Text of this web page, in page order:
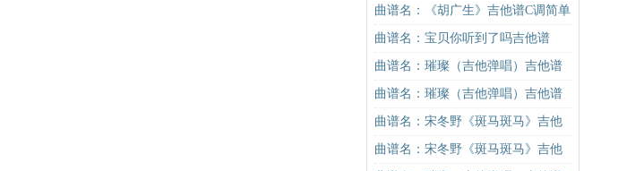
谱
进阶版（酷音小伟吉他弹唱教学）
吉他谱
曲谱名：《胡广生》吉他谱C调简单
版（酷音小伟吉他弹唱教学）吉他
谱
曲谱名：宝贝你听到了吗吉他谱
曲谱名：璀璨（吉他弹唱）吉他谱
曲谱名：璀璨（吉他弹唱）吉他谱
曲谱名：宋冬野《斑马斑马》吉他
谱C调简单版（酷音小伟吉他教学）
曲谱名：宋冬野《斑马斑马》吉他